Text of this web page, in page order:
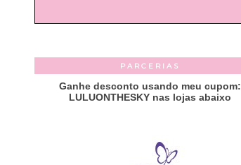
PARCERIAS
Ganhe desconto usando meu cupom:
LULUONTHESKY nas lojas abaixo